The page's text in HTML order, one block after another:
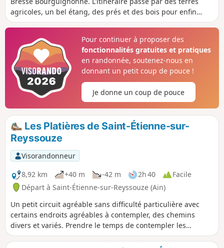
agricoles, un bel étang, des prés et des bois pour enfin
longer une petite rivière. Ici et là, sont éparpillés des
PR®® (Jaune) tout le long.Pour continuer à proposer des
fonctionnalités gratuites et pratiques
en randonnée, soutenez-nous en
donnant un petit coup de pouce !
Je donne un coup de pouce
Les Platières de Saint-Étienne-sur-
Reyssouze
Visorandonneur
8,92 km
+40 m -42 m 2h 40
Facile
Départ à Saint-Étienne-sur-Reyssouze (Ain)
Un petit circuit agréable sans difficulté particulière avec
certains endroits agréables à contempler, des chemins
divers et variés. Prendre le temps de contempler les
horizons aux niveaux des Platières (champs ou pâturages).